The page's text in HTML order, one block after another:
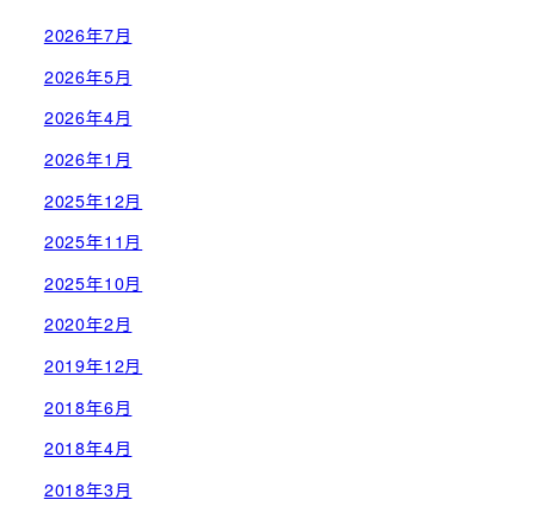
2026年7月
2026年5月
2026年4月
2026年1月
2025年12月
2025年11月
2025年10月
2020年2月
2019年12月
2018年6月
2018年4月
2018年3月